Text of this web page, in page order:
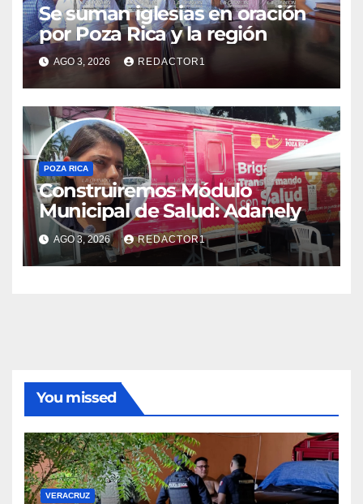
Se suman iglesias en oración
por Poza Rica y la región
AGO 3, 2026 REDACTOR1
POZA RICA
Construiremos Módulo
Municipal de Salud: Adanely
AGO 3, 2026 REDACTOR1
You missed
VERACRUZ